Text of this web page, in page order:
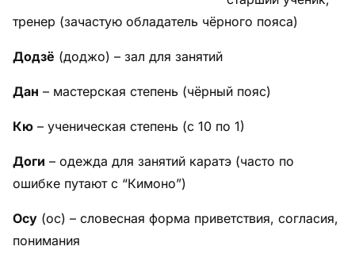
тренер (зачастую обладатель чёрного пояса)
Додзё (доджо) – зал для занятий
Дан – мастерская степень (чёрный пояс)
Кю – ученическая степень (с 10 по 1)
Доги – одежда для занятий каратэ (часто по
ошибке путают с “Кимоно”)
Осу (ос) – словесная форма приветствия, согласия,
понимания